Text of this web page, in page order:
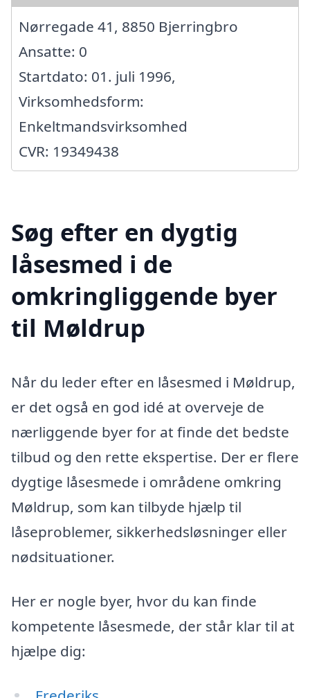
Nørregade 41, 8850 Bjerringbro
Ansatte: 0
Startdato: 01. juli 1996,
Virksomhedsform:
Enkeltmandsvirksomhed
CVR: 19349438
Søg efter en dygtig
låsesmed i de
omkringliggende byer
til Møldrup
Når du leder efter en låsesmed i Møldrup,
er det også en god idé at overveje de
nærliggende byer for at finde det bedste
tilbud og den rette ekspertise. Der er flere
dygtige låsesmede i områdene omkring
Møldrup, som kan tilbyde hjælp til
låseproblemer, sikkerhedsløsninger eller
nødsituationer.
Her er nogle byer, hvor du kan finde
kompetente låsesmede, der står klar til at
hjælpe dig: